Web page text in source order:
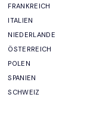
FRANKREICH
ITALIEN
NIEDERLANDE
ÖSTERREICH
POLEN
SPANIEN
SCHWEIZ